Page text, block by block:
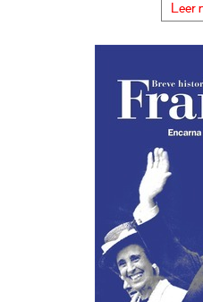
Leer